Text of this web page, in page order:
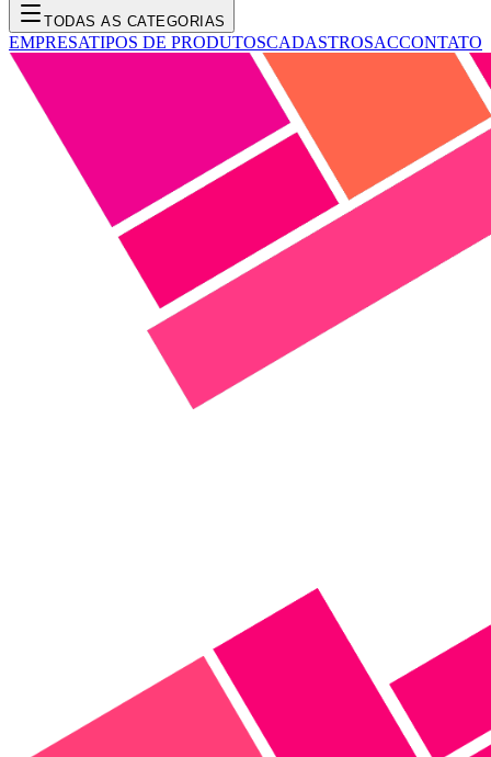
TODAS AS CATEGORIAS
EMPRESATIPOS DE PRODUTOSCADASTROSACCONTATO